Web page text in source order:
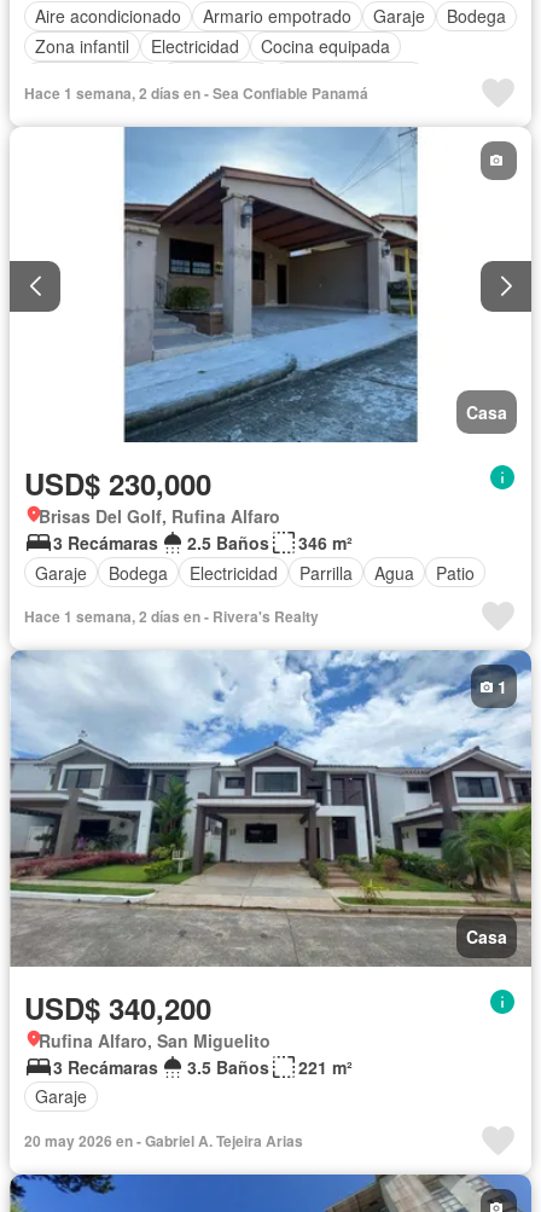
Aire acondicionado
Armario empotrado Garaje
Bodega
Zona infantil
Electricidad
Cocina equipada
Seguridad
Cuarto de servicio Agua
Hace 1 semana, 2 días en - Sea Confiable Panamá
Casa
USD$ 230,000
Brisas Del Golf, Rufina Alfaro
3 Recámaras
2.5 Baños
346 m²
Garaje
Bodega Electricidad Parrilla Agua Patio
Hace 1 semana, 2 días en - Rivera's Realty
Casa
1
USD$ 340,200
Rufina Alfaro, San Miguelito
3 Recámaras
3.5 Baños
221 m²
Garaje
20 may 2026 en - Gabriel A. Tejeira Arias